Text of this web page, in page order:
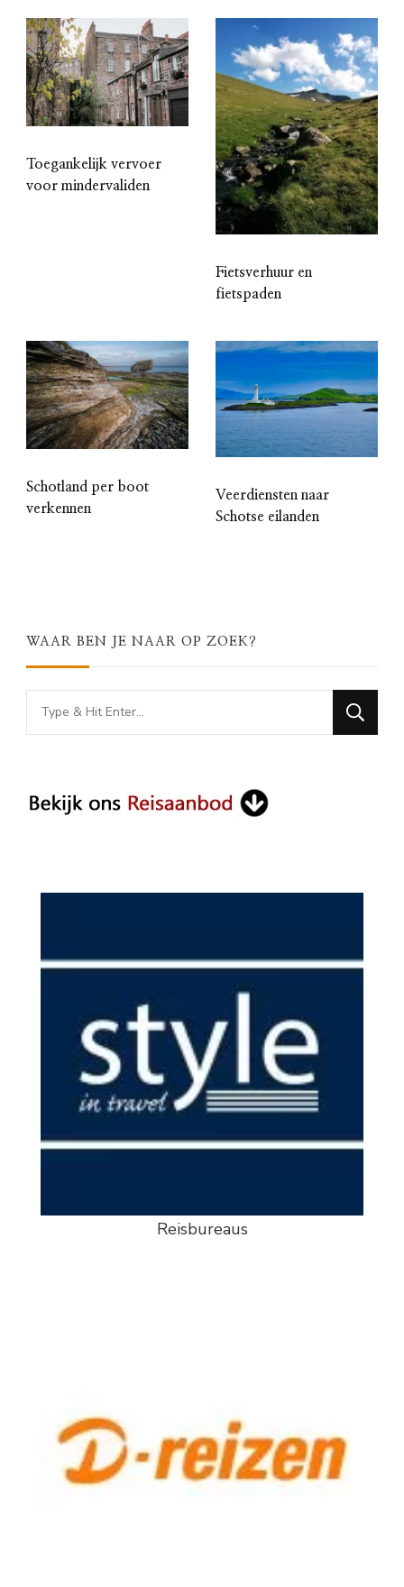
Toegankelijk vervoer
voor mindervaliden
Fietsverhuur en
fietspaden
Schotland per boot
verkennen
Veerdiensten naar
Schotse eilanden
WAAR BEN JE NAAR OP ZOEK?
Looking
for
Reisbureaus